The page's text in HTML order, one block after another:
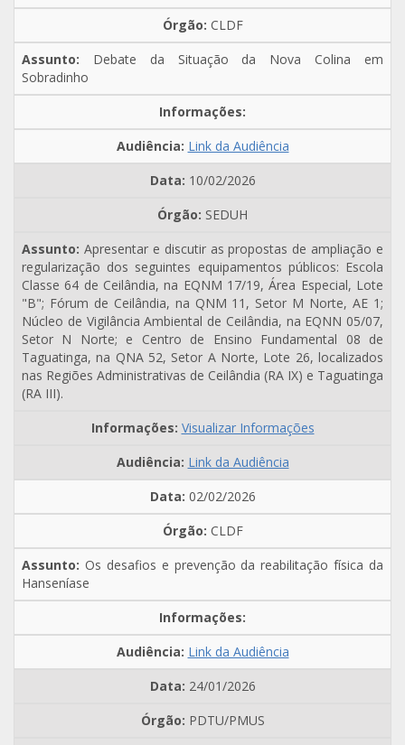
CLDF
Debate da Situação da Nova Colina em
Sobradinho
Link da Audiência
10/02/2026
SEDUH
Apresentar e discutir as propostas de ampliação e
regularização dos seguintes equipamentos públicos: Escola
Classe 64 de Ceilândia, na EQNM 17/19, Área Especial, Lote
"B"; Fórum de Ceilândia, na QNM 11, Setor M Norte, AE 1;
Núcleo de Vigilância Ambiental de Ceilândia, na EQNN 05/07,
Setor N Norte; e Centro de Ensino Fundamental 08 de
Taguatinga, na QNA 52, Setor A Norte, Lote 26, localizados
nas Regiões Administrativas de Ceilândia (RA IX) e Taguatinga
(RA III).
Visualizar Informações
Link da Audiência
02/02/2026
CLDF
Os desafios e prevenção da reabilitação física da
Hanseníase
Link da Audiência
24/01/2026
PDTU/PMUS